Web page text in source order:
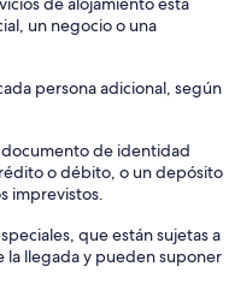
un negocio o una
persona adicional, según
de identidad
o débito, o un depósito
imprevistos.
que están sujetas a
llegada y pueden suponer